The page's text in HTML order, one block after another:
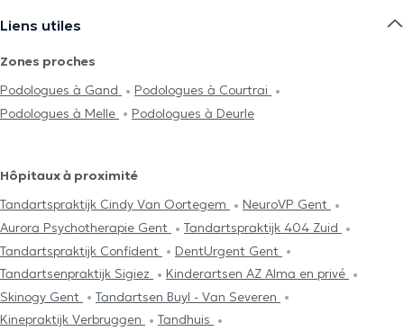
Liens utiles
Zones proches
Podologues à Gand
Podologues à Courtrai
Podologues à Melle
Podologues à Deurle
Hôpitaux à proximité
Tandartspraktijk Cindy Van Oortegem
NeuroVP Gent
Aurora Psychotherapie Gent
Tandartspraktijk 404 Zuid
Tandartspraktijk Confident
DentUrgent Gent
Tandartsenpraktijk Sigiez
Kinderartsen AZ Alma en privé
Skinogy Gent
Tandartsen Buyl - Van Severen
Kinepraktijk Verbruggen
Tandhuis